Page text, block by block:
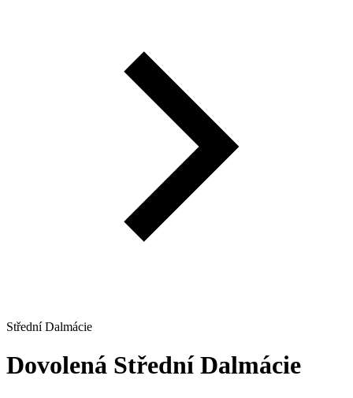
Střední Dalmácie
Dovolená Střední Dalmácie